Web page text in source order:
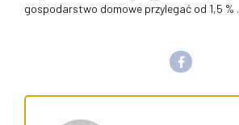
gospodarstwo domowe przylegać od 1,5 % .